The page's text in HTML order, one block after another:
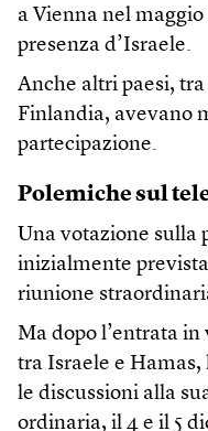
a Vienna nel
presenza d’Israele.
Anche altri paesi,
Finlandia, avevano
partecipazione.
Polemiche sul
Una votazione sulla
inizialmente
riunione
Ma dopo l’entrata
tra Israele e Hamas,
le discussioni alla
ordinaria, il 4 e il 5